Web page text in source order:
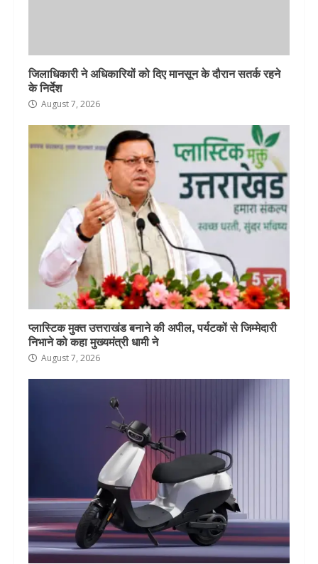
जिलाधिकारी ने अधिकारियों को दिए मानसून के दौरान सतर्क रहने
के निर्देश
August 7, 2026
प्लास्टिक मुक्त उत्तराखंड बनाने की अपील, पर्यटकों से जिम्मेदारी
निभाने को कहा मुख्यमंत्री धामी ने
August 7, 2026